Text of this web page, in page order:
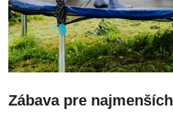
Zábava pre najmenších